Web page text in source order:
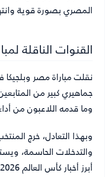
المصري بصورة قوية
القنوات الناقلة
جماهيري كبير من
وما قدمه اللاعبون من
وبهذا التعادل، خرج
والتدخلات الحاسمة،
أبرز أخبار كأس العالم 2026 لحظة بلحظة.